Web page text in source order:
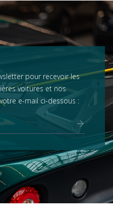
pour recevoir les
voitures et nos
e-mail ci-dessous :